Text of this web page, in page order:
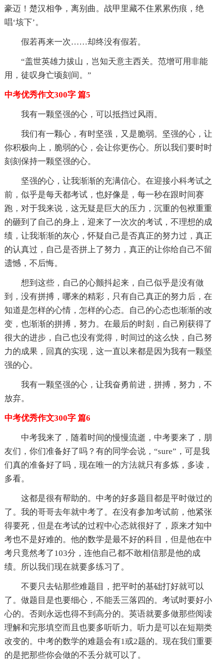
豪迈！楚汉相争，离别曲。战甲里藏不住累累伤痕，绝
唱‘垓下’。
假若再来一次……却终没有假若。
“盖世英雄力拔山，岂知天意主西关。范增可用非能
用，徒叹身亡顷刻间。”
中考优秀作文300字 篇5
我有一颗坚强的心，可以抵挡过风雨。
我们有一颗心，有时坚强，又是脆弱。坚强的心，让
你积极向上，脆弱的心，会让你更伤心。所以我们要时时
刻刻保持一颗坚强的心。
坚强的心，让我渐渐的充满信心。在迎接小科考试之
前，似乎是每天都考试，也好像是，每一秒在跟时间赛
跑，对于我来说，这无疑是巨大的压力，沉重的包袱重重
的砸到了自己的身上，迎来了一次次的考试，不理想的成
绩，让我渐渐的灰心，怀疑自己是否真正的努力过，真正
的认真过，自己是否拼上了努力，真正的让你给自己不留
遗憾，不后悔。
想到这些，自己的心颤抖起来，自己似乎是没有做
到，没有拼搏，哪来的精彩，只有自己真正的努力后，在
知道是怎样的心情，怎样的心态。自己的心态也渐渐的改
变，也渐渐的拼搏，努力。在最后的时刻，自己刚获得了
很大的进步，自己也没有觉得，时间过的这么快，自己努
力的成果，回真的实现，这一直以来都是因为我有一颗坚
强的心。
我有一颗坚强的心，让我奋勇前进，拼搏，努力，不
放弃。
中考优秀作文300字 篇6
中考我来了，随着时间的慢慢流逝，中考要来了，朋
友们，你们准备好了吗？有的同学会说，“sure”，可是我
们真的准备好了吗，现在唯一的方法就只有多炼，多读，
多看。
这都是很有帮助的。中考的好多题目都是平时做过的
了。我的哥哥去年就中考了。在没有参加考试前，他紧张
得要死，但是在考试的过程中心态就很好了，原来才知中
考也不是好难的。他的数学是最不好的科目，但是他在中
考只竟然考了103分，连他自己都不敢相信那是他的成
绩。所以我们现在就要多练习了。
不要只去钻那些难题目，把平时的基础打好就可以
了。做题目是也要细心，不能丢三落四的。考试时要好小
心的。否则永远也得不到高分的。英语就要多做那些阅读
理解和完形填空而且也要多听听力。听力是可以在短期类
改变的。中考的数学的难题会有1或2题的。现在我们重要
的是把那些你会做的不丢分就可以了。